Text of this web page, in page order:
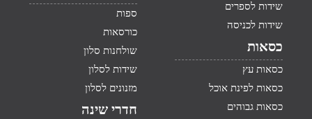
שידות לספרים
שידות לכניסה
כסאות
כסאות עץ
כסאות לפינת אוכל
כסאות גבוהים
ספות
כורסאות
שולחנות סלון
שידות לסלון
מזנונים לסלון
חדרי שינה